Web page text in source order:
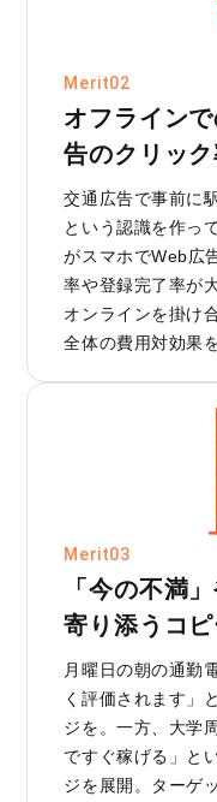
Merit02
オフライン
告のクリッ
交通広告で事前に
という認識を作っ
がスマホでWeb広
率や登録完了率が
オンラインを掛け
全体の費用対効果
Merit03
「今の不満
寄り添うコ
月曜日の朝の通勤
く評価されます」
ジを。一方、大学
ですぐ稼げる」と
ジを展開。ターゲ